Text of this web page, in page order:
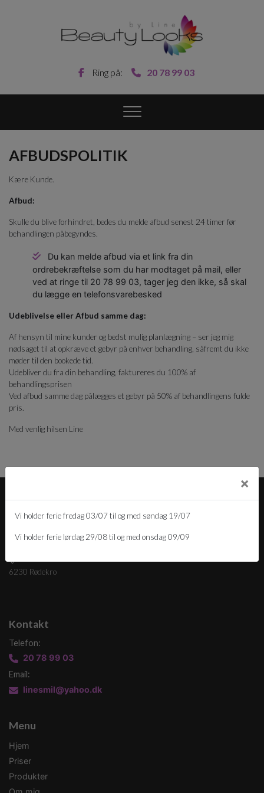
Ring på: 20 78 99 03
AFBUDSPOLITIK
Kære Kunde.
Afbud:
Skulle du blive forhindret, bedes du melde afbud senest 24 timer før
behandlingen påbegyndes.
Du kan melde afbud via et link fra din
ordrebekræftelse som du har modtaget på mail, eller
ved at ringe til 20 78 99 03, tager jeg den ikke, så skal
du lægge en telefonsvarebesked
Udeblivelse eller Afbud samme dag:
Af hensyn til mine kunder og bedst mulig planlægning – ser jeg mig
nødsaget til at opkræve et gebyr på enhver behandling, såfremt du ikke
møder til den bookede tid.
Udebliver du fra din behandling, faktureres du 100% af
behandlingsprisen
Ved afbud samme dag pålægges et gebyr på 50% af behandlingens fulde
pris.
Med venlig hilsen Line
Firmainfo
BeautyLooks By Line
6230 Rødekro
Kontakt
Telefon:
20 78 99 03
Email:
linesmil@yahoo.dk
Menu
Hjem
Priser
Produkter
×
Vi holder ferie fredag 03/07 til og med søndag 19/07
Vi holder ferie lørdag 29/08 til og med onsdag 09/09